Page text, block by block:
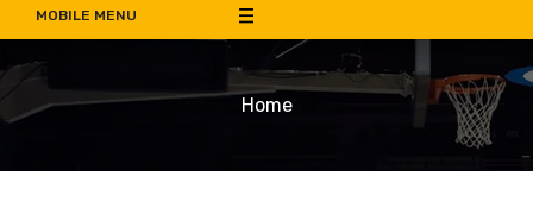
MOBILE MENU
Home